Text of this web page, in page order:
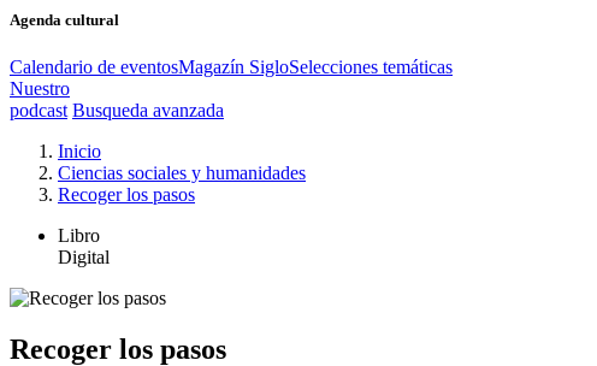
Agenda cultural
Calendario de eventosMagazín SigloSelecciones temáticas
Nuestro
podcast Busqueda avanzada
Inicio
Ciencias sociales y humanidades
Recoger los pasos
Libro
Digital
Recoger los pasos